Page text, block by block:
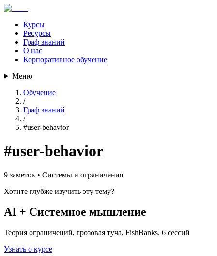
Курсы
Ресурсы
Граф знаний
О нас
Корпоративное обучение
Меню
Обучение
/
Граф знаний
/
#user-behavior
#user-behavior
9 заметок • Системы и ограничения
Хотите глубже изучить эту тему?
AI + Системное мышление
Теория ограничений, грозовая туча, FishBanks. 6 сессий
Узнать о курсе